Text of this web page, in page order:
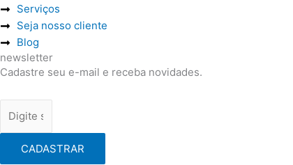
Serviços
Seja nosso cliente
Blog
newsletter
Cadastre seu e-mail e receba novidades.
CADASTRAR